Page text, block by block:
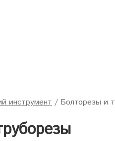
инструмент / Болторезы и